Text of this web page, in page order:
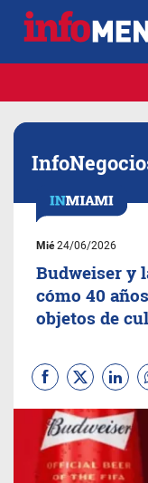
Mié24/06/2026
Budweiser y
cómo 40
objetos de